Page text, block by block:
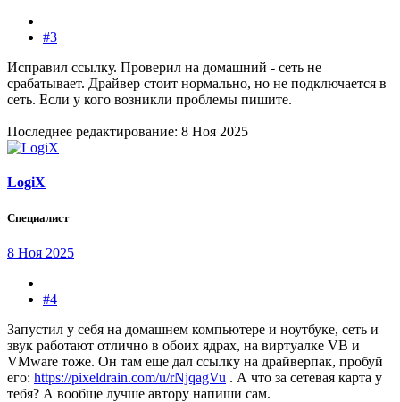
#3
Исправил ссылку. Проверил на домашний - сеть не
срабатывает. Драйвер стоит нормально, но не подключается в
сеть. Если у кого возникли проблемы пишите.
Последнее редактирование: 8 Ноя 2025
LogiX
Специалист
8 Ноя 2025
#4
Запустил у себя на домашнем компьютере и ноутбуке, сеть и
звук работают отлично в обоих ядрах, на виртуалке VB и
VMware тоже. Он там еще дал ссылку на драйверпак, пробуй
его: https://pixeldrain.com/u/rNjqagVu . А что за сетевая карта у
тебя? А вообще лучше автору напиши сам.